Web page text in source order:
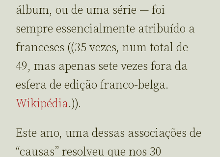
álbum, ou de uma série — foi
sempre essencialmente atribuído a
franceses ((35 vezes, num total de
49, mas apenas sete vezes fora da
esfera de edição franco-belga.
Wikipédia.)).
Este ano, uma dessas associações de
“causas” resolveu que nos 30